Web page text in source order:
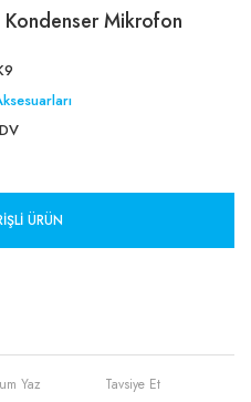
Mikrofon
ÜRÜN
Yaz Tavsiye Et